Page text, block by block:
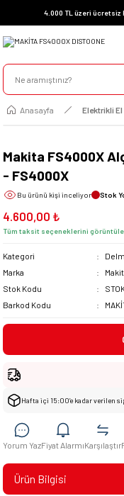
4.000 TL üzeri ücretsiz
Anasayfa Elektrikli
Makita FS4000X
- FS4000X
Bu ürünü kişi inceliyor Stok
4.600,00 ₺
Tüm taksit seçeneklerini görüntüle
Kategori
Marka
Stok Kodu
Barkod Kodu
Hafta içi 15:00’e kadar verilen
Yorum YazFiyat AlarmıKarşılaştır
Ürün Bilgisi